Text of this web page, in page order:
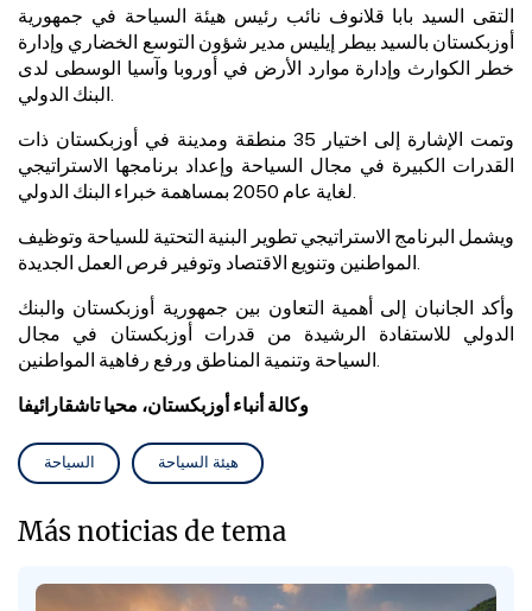
التقى السيد بابا قلانوف نائب رئيس هيئة السياحة في جمهورية
أوزبكستان بالسيد بيطر إيليس مدير شؤون التوسع الخضاري وإدارة
خطر الكوارث وإدارة موارد الأرض في أوروبا وآسيا الوسطى لدى
البنك الدولي.
وتمت الإشارة إلى اختيار 35 منطقة ومدينة في أوزبكستان ذات
القدرات الكبيرة في مجال السياحة وإعداد برنامجها الاستراتيجي
لغاية عام 2050 بمساهمة خبراء البنك الدولي.
ويشمل البرنامج الاستراتيجي تطوير البنية التحتية للسياحة وتوظيف
المواطنين وتنويع الاقتصاد وتوفير فرص العمل الجديدة.
وأكد الجانبان إلى أهمية التعاون بين جمهورية أوزبكستان والبنك
الدولي للاستفادة الرشيدة من قدرات أوزبكستان في مجال
السياحة وتنمية المناطق ورفع رفاهية المواطنين.
وكالة أنباء أوزبكستان، محيا تاشقارائيفا
السياحة هيئة السياحة
Más noticias de tema